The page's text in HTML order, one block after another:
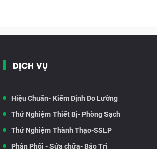
DỊCH VỤ
Hiệu Chuẩn- Kiểm Định Đo Lường
Thử Nghiệm Thiết Bị- Phòng Sạch
Thử Nghiệm Thành Thạo-SSLP
Phân Phối - Sửa chữa- Bảo Trì